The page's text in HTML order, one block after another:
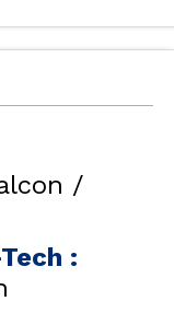
/
: